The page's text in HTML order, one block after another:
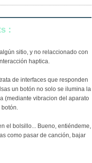
:
sitio, y no relaccionado con
haptica.
de interfaces que responden
un botón no solo se ilumina la
(mediante vibracion del aparato
botón.
el bolsillo... Bueno, entiéndeme,
como pasar de canción, bajar